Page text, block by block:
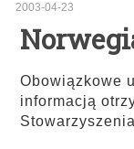
2003-04-23
Obowiązkowe
informacją